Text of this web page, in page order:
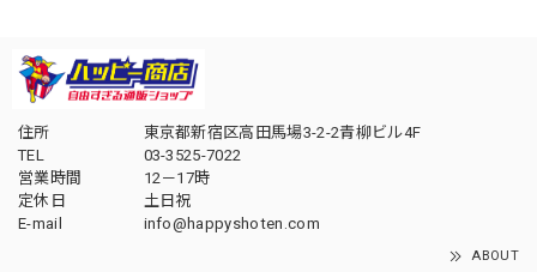
住所
東京都新宿区高田馬場3-2-2青柳ビル4F
TEL
03-3525-7022
営業時間
12－17時
定休日
土日祝
E-mail
info@happyshoten.com
ABOUT